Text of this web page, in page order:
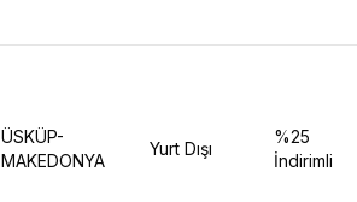
ÜSKÜP-
MAKEDONYA
Yurt Dışı
%25
İndirimli